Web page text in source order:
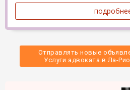
Отправлять новые
Услуги адвоката в Ла-